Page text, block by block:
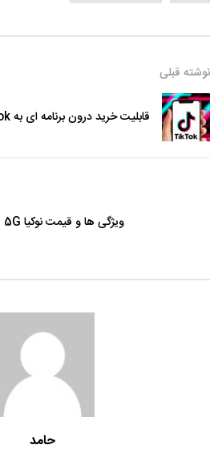
نوشته قبلی
قابلیت خرید درون برنامه ای به TikTok می آید
ویژگی ها و قیمت نوکیا G42 5G فاش شد
حامد